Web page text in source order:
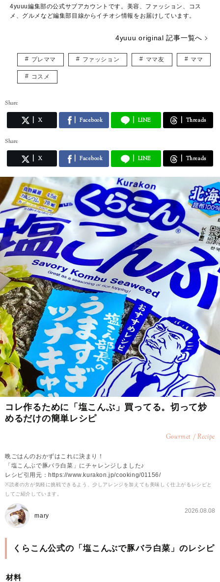
4yuuu編集部の公式サブアカウントです。美容、ファッション、コス
メ、グルメなど編集部目線からイチオシ情報をお届けしています。
4yuuu original 記事一覧へ
プレママ ファッション ママ友 ママ
コスメ
Share
X Facebook LINE Threads
Share
X Facebook LINE Threads
コレ作るために「塩こんぶ」買ってる。切って炒
めるだけの簡単レシピ
Gourmet / Recipe
晩ごはんのおかずはこれに決まり！
「塩こんぶで豚バラ白菜」にチャレンジしました♪
レシピ引用元：https://www.kurakon.jp/cooking/01156/
※読者の方が気軽に挑戦できるよう、少しアレンジを加えても美味しく仕上がるレシピと
してご紹介しています。
mary
2026.08.08
くらこん公式の「塩こんぶで豚バラ白菜」のレシピ
材料